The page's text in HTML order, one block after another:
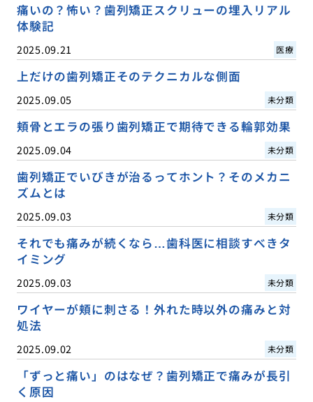
痛いの？怖い？歯列矯正スクリューの埋入リアル
体験記
2025.09.21 医療
上だけの歯列矯正そのテクニカルな側面
2025.09.05 未分類
頬骨とエラの張り歯列矯正で期待できる輪郭効果
2025.09.04 未分類
歯列矯正でいびきが治るってホント？そのメカニ
ズムとは
2025.09.03 未分類
それでも痛みが続くなら…歯科医に相談すべきタ
イミング
2025.09.03 未分類
ワイヤーが頬に刺さる！外れた時以外の痛みと対
処法
2025.09.02 未分類
「ずっと痛い」のはなぜ？歯列矯正で痛みが長引
く原因